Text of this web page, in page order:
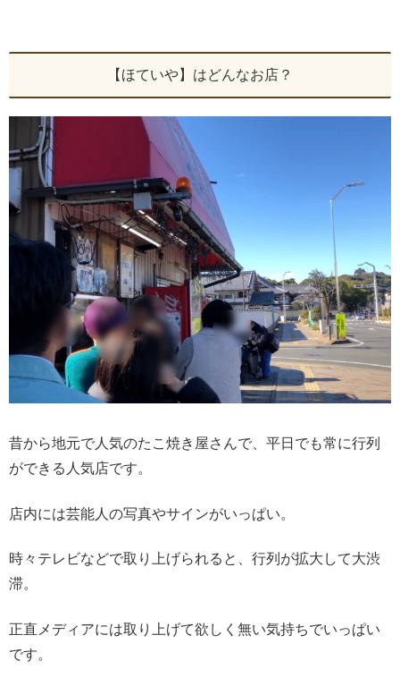
【ほていや】はどんなお店？
昔から地元で人気のたこ焼き屋さんで、平日でも常に行列
ができる人気店です。
店内には芸能人の写真やサインがいっぱい。
時々テレビなどで取り上げられると、行列が拡大して大渋
滞。
正直メディアには取り上げて欲しく無い気持ちでいっぱい
です。